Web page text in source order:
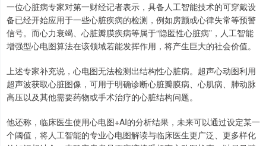
一位心脏病专家对第一财经记者表示，具备人工智能技术的可穿戴设
备已经开始应用于一些心脏疾病的检测，例如房颤或心律失常等预警
信号。而心力衰竭、心脏瓣膜疾病等属于“隐匿性心脏病”，人工智能
增强型心电图算法在该领域若能发挥作用，将产生巨大的社会价值。
上述专家补充说，心电图无法检测出结构性心脏病。超声心动图利用
超声波获取心脏图像，可用于明确诊断心脏瓣膜病、心肌病、肺动脉
高压以及其他需要药物或手术治疗的心脏结构问题。
他还称，临床医生使用心电图+AI的分析结果，未来可以通过设定某一
个阈值，将人工智能的专业心电图解读与临床医生更广泛、更多样化